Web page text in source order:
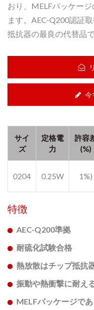
おり、MELFパッケー
ます。AEC-Q200認証
抵抗器の最良の代替品で
今
サイ
ズ
定格電
力
許容
(%)
0204 0.25W 1%)
特徴
AEC-Q200準拠
耐硫化試験合格
熱放散はチップ抵抗
振動や熱衝撃に耐え
MELFパッケージで